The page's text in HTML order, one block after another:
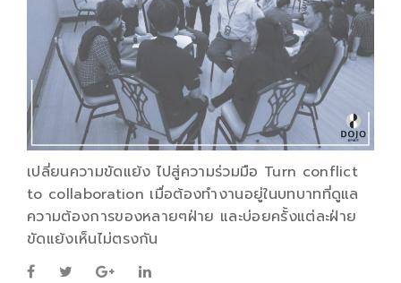
เปลี่ยนความขัดแย้ง ไปสู่ความร่วมมือ Turn conflict
to collaboration เมื่อต้องทำงานอยู่ในบทบาทที่ดูแล
ความต้องการของหลายๆฝ่าย และบ่อยครั้งแต่ละฝ่าย
ขัดแย้งเห็นไม่ตรงกัน